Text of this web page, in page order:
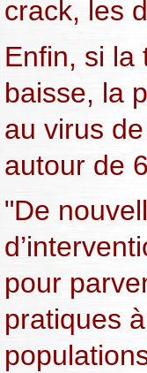
crack, les
Enfin, si
baisse, la
au virus
autour de
"De
pour
pratiques